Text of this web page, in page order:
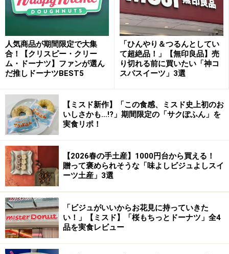
ョンを得て、「クリスマスの夜にサンタクロースが来る
のを心待ちにしている、子供たちのいる街の様子」を歌
ったクリスマスキャロルを題材にしています。
林檎とローズヒップのブッシュ・ド・ノエ
ル ～「ファースト・ノエル」～
林檎とローズヒップのブッシュ・ド・ノエル ～「ファース
ト・ノエル」～ ￥4,500
爽やかな林檎のブリュレを甘酸っぱいローズヒップのム
ースで包み、どこか懐かしい味わいながらデザインは斬
新な深紅のブッシュ・ド・ノエルです。シャンパンとの
相性もよく、一緒に楽しみたいところ。
人気商品が期間限定で大集
合！【クリスピー・クリー
ム・ドーナツ】ファンが選ん
だ推しドーナツBEST5
「ひんやり＆つるんとしてい
て超絶品！」【無印良品】売
り切れる前に買いたい「神コ
スパスイーツ」3選
【ミスド新作】「この食感、ミスド史上初のお
いしさかも…!?」期間限定の「サクぽふん」を
実食リポ！
【2026春の手土産】1000円台から買える！
贈って褒められそうな「味よしビジュよしスイ
ーツ土産」3選
「ビジュがいいからお花見に持っていきた
い！」【ミスド】「桜もちっとドーナツ」全4
品を実食レビュー